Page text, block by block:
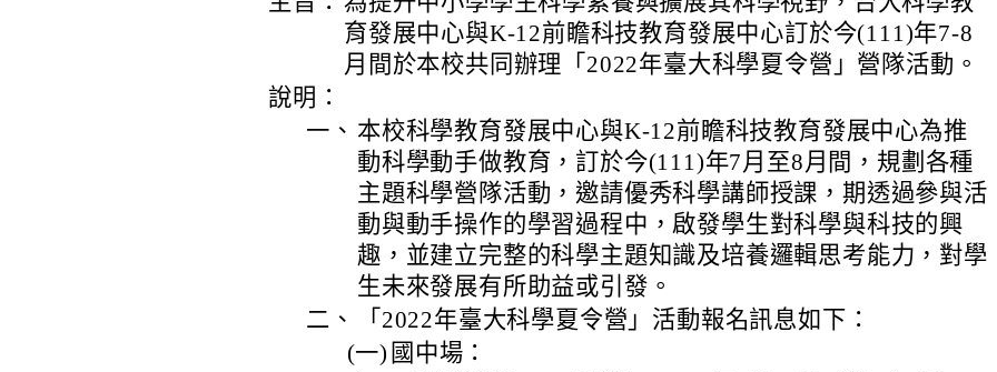
育發展中心與K-12前瞻科技教育發展中心訂於今(111)年7-8
月間於本校共同辦理「2022年臺大科學夏令營」營隊活動。
說明：
一、 本校科學教育發展中心與K-12前瞻科技教育發展中心為推
動科學動手做教育，訂於今(111)年7月至8月間，規劃各種
主題科學營隊活動，邀請優秀科學講師授課，期透過參與活
動與動手操作的學習過程中，啟發學生對科學與科技的興
趣，並建立完整的科學主題知識及培養邏輯思考能力，對學
生未來發展有所助益或引發。
二、
「2022年臺大科學夏令營」活動報名訊息如下：
(一) 國中場：